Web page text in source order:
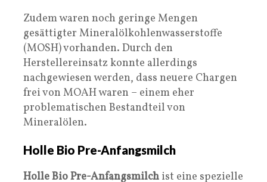
Zudem waren noch geringe Mengen
gesättigter Mineralölkohlenwasserstoffe
(MOSH) vorhanden. Durch den
Herstellereinsatz konnte allerdings
nachgewiesen werden, dass neuere Chargen
frei von MOAH waren – einem eher
problematischen Bestandteil von
Mineralölen.
Holle Bio Pre-Anfangsmilch
Holle Bio Pre-Anfangsmilch ist eine spezielle